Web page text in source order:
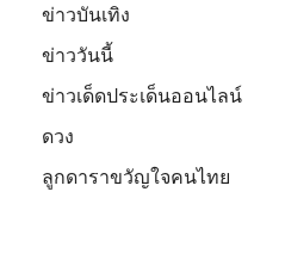
ข่าวบันเทิง
ข่าววันนี้
ข่าวเด็ดประเด็นออนไลน์
ดวง
ลูกดาราขวัญใจคนไทย